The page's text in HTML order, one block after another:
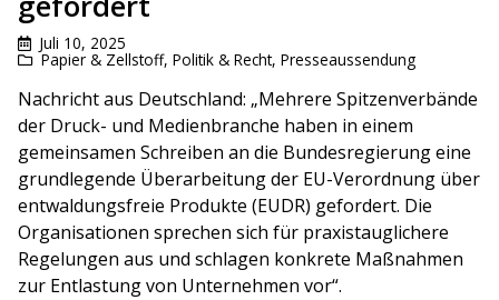
Juli 10, 2025
Papier & Zellstoff, Politik & Recht, Presseaussendung
Nachricht aus Deutschland: „Mehrere Spitzenverbände
der Druck- und Medienbranche haben in einem
gemeinsamen Schreiben an die Bundesregierung eine
grundlegende Überarbeitung der EU-Verordnung über
entwaldungsfreie Produkte (EUDR) gefordert. Die
Organisationen sprechen sich für praxistauglichere
Regelungen aus und schlagen konkrete Maßnahmen
zur Entlastung von Unternehmen vor“.